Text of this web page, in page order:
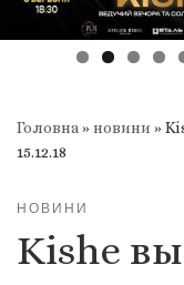
Головна»новини »
15.12.18
НОВИНИ
Kishe